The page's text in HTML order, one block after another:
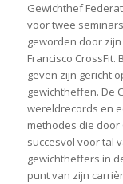
Gewichthef
voor twee
geworden door
Francisco
geven zijn gericht
gewichtheffen. De
wereldrecords en
methodes die door
succesvol voor tal
gewichtheffers in
punt van zijn